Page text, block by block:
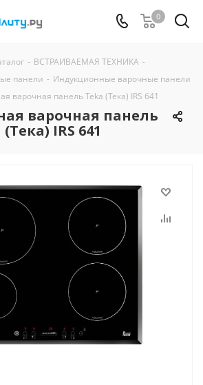
0
- ВСТРАИВАЕМАЯ ТЕХНИКА -
панели - Индукционные варочные панели
варочная панель Teka (Тека) IRS 641
варочная панель
IRS 641